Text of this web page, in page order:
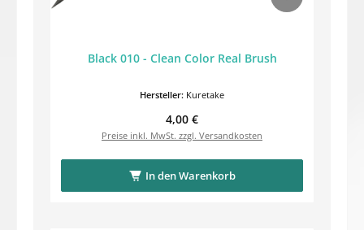
Black 010 - Clean Color Real Brush
Hersteller: Kuretake
Regulärer Preis:
4,00 €
Preise inkl. MwSt. zzgl. Versandkosten
In den Warenkorb